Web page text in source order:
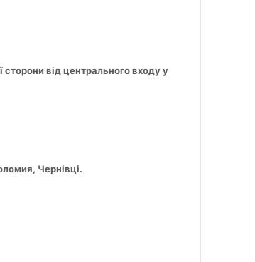
сторони від центрального входу у
Чернівці.